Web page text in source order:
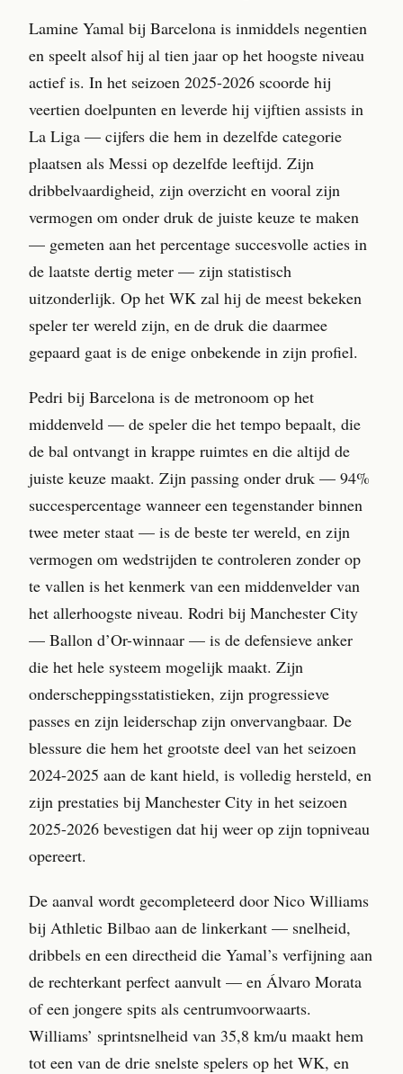
Lamine Yamal bij Barcelona is inmiddels negentien
en speelt alsof hij al tien jaar op het hoogste niveau
actief is. In het seizoen 2025-2026 scoorde hij
veertien doelpunten en leverde hij vijftien assists in
La Liga — cijfers die hem in dezelfde categorie
plaatsen als Messi op dezelfde leeftijd. Zijn
dribbelvaardigheid, zijn overzicht en vooral zijn
vermogen om onder druk de juiste keuze te maken
— gemeten aan het percentage succesvolle acties in
de laatste dertig meter — zijn statistisch
uitzonderlijk. Op het WK zal hij de meest bekeken
speler ter wereld zijn, en de druk die daarmee
gepaard gaat is de enige onbekende in zijn profiel.
Pedri bij Barcelona is de metronoom op het
middenveld — de speler die het tempo bepaalt, die
de bal ontvangt in krappe ruimtes en die altijd de
juiste keuze maakt. Zijn passing onder druk — 94%
succespercentage wanneer een tegenstander binnen
twee meter staat — is de beste ter wereld, en zijn
vermogen om wedstrijden te controleren zonder op
te vallen is het kenmerk van een middenvelder van
het allerhoogste niveau. Rodri bij Manchester City
— Ballon d’Or-winnaar — is de defensieve anker
die het hele systeem mogelijk maakt. Zijn
onderscheppingsstatistieken, zijn progressieve
passes en zijn leiderschap zijn onvervangbaar. De
blessure die hem het grootste deel van het seizoen
2024-2025 aan de kant hield, is volledig hersteld, en
zijn prestaties bij Manchester City in het seizoen
2025-2026 bevestigen dat hij weer op zijn topniveau
opereert.
De aanval wordt gecompleteerd door Nico Williams
bij Athletic Bilbao aan de linkerkant — snelheid,
dribbels en een directheid die Yamal’s verfijning aan
de rechterkant perfect aanvult — en Álvaro Morata
of een jongere spits als centrumvoorwaarts.
Williams’ sprintsnelheid van 35,8 km/u maakt hem
tot een van de drie snelste spelers op het WK, en